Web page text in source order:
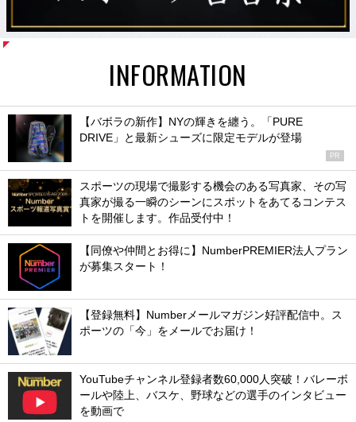
INFORMATION
【バボラの新作】NYの輝きを纏う。「PURE
DRIVE」と最新シューズに限定モデルが登場
PR
スポーツの現場で撮影する機会のある写真家、その写
真家が撮る一瞬のシーンにスポットをあてるコンテス
トを開催します。作品受付中！
【同僚や仲間とお得に】NumberPREMIER法人プラン
が募集スタート！
【登録無料】Numberメールマガジン好評配信中。ス
ポーツの「今」をメールでお届け！
YouTubeチャンネル登録者数60,000人突破！バレーボ
ールや陸上、バスケ、野球などの選手のインタビュー
を動画で